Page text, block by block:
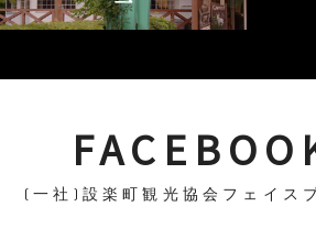
(一社)設楽町観光協会フェイス